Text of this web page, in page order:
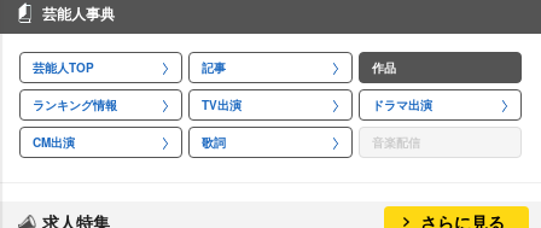
芸能人事典
芸能人TOP 記事 作品
ランキング情報 TV出演 ドラマ出演
CM出演 歌詞 音楽配信
求人特集 さらに見る